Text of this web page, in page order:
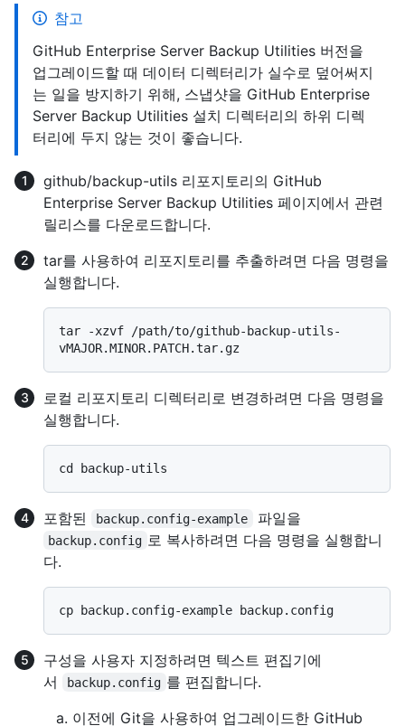
참고
GitHub Enterprise Server Backup Utilities 버전을
업그레이드할 때 데이터 디렉터리가 실수로 덮어써지
는 일을 방지하기 위해, 스냅샷을 GitHub Enterprise
Server Backup Utilities 설치 디렉터리의 하위 디렉
터리에 두지 않는 것이 좋습니다.
github/backup-utils 리포지토리의 GitHub
Enterprise Server Backup Utilities 페이지에서 관련
릴리스를 다운로드합니다.
tar를 사용하여 리포지토리를 추출하려면 다음 명령을
실행합니다.
tar -xzvf /path/to/github-backup-utils-
로컬 리포지토리 디렉터리로 변경하려면 다음 명령을
실행합니다.
포함된 backup.config-example 파일을
backup.config 로 복사하려면 다음 명령을 실행합니
다.
구성을 사용자 지정하려면 텍스트 편집기에
서
backup.config 를 편집합니다.
이전에 Git을 사용하여 업그레이드한 GitHub